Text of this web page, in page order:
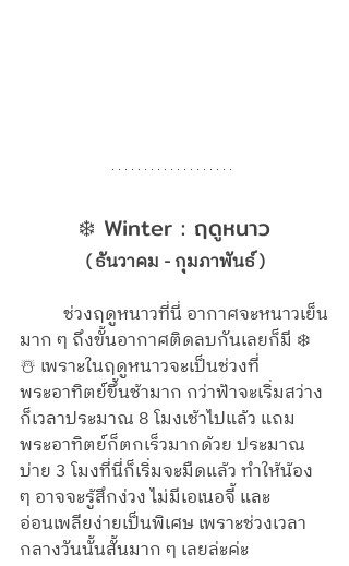
❄️ Winter : ฤดูหนาว
( ธันวาคม - กุมภาพันธ์ )
มาก ๆ ถึงขั้นอากาศติดลบกันเลยก็มี ❄️
☃️ เพราะในฤดูหนาวจะเป็นช่วงที่
พระอาทิตย์ขึ้นช้ามาก กว่าฟ้าจะเริ่มสว่าง
ก็เวลาประมาณ 8 โมงเช้าไปแล้ว แถม
พระอาทิตย์ก็ตกเร็วมากด้วย ประมาณ
บ่าย 3 โมงที่นี่ก็เริ่มจะมืดแล้ว ทำให้น้อง
ๆ อาจจะรู้สึกง่วง ไม่มีเอเนอจี้ และ
อ่อนเพลียง่ายเป็นพิเศษ เพราะช่วงเวลา
กลางวันนั้นสั้นมาก ๆ เลยล่ะค่ะ